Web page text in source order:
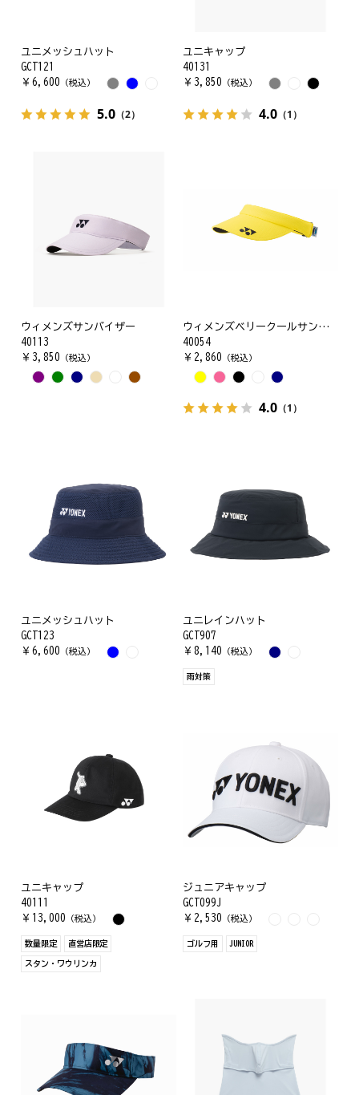
ユニメッシュハット
GCT121
￥ 6,600 （税込）
5.0 （2）
ユニキャップ
40131
￥ 3,850 （税込）
4.0（1）
ウィメンズサンバイザー
40113
￥ 3,850 （税込）
ウィメンズベリークールサンバイザー
40054
￥ 2,860 （税込）
4.0（1）
ユニメッシュハット
GCT123
￥ 6,600 （税込）
ユニレインハット
GCT907
￥ 8,140 （税込）
雨対策
ユニキャップ
40111
￥ 13,000 （税込）
数量限定 直営店限定
スタン・ワウリンカ
ジュニアキャップ
GCT099J
￥ 2,530 （税込）
ゴルフ用 JUNIOR